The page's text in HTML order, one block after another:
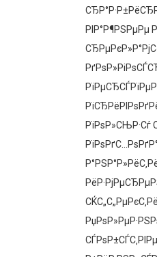
РІР°Р¶РЅРµРµ
СЂРµРєР»Р°РјС‹
РїРѕР»СЊР·Сѓ